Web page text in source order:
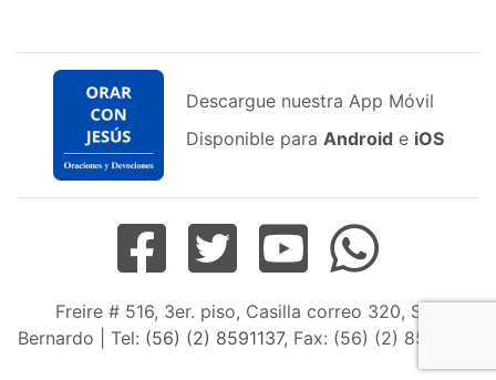
Descargue nuestra App Móvil
Disponible para Android e iOS
Freire # 516, 3er. piso, Casilla correo 320, San
Bernardo | Tel: (56) (2) 8591137, Fax: (56) (2) 8598163